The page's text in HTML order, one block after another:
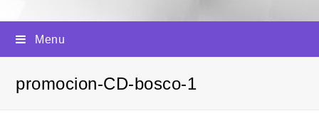
Menu
promocion-CD-bosco-1